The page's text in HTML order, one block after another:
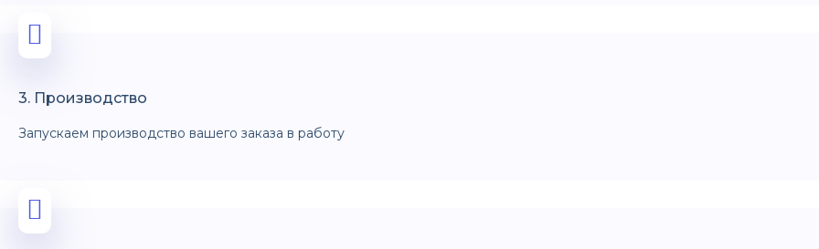
3. Производство
Запускаем производство вашего заказа в работу